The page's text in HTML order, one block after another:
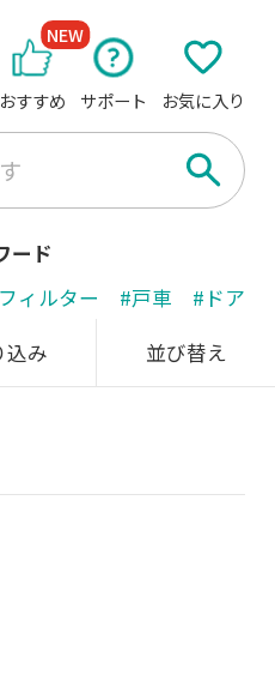
おすすめ
NEW
サポート お気に入り
ード
ィルター #戸車
#ドアノ
込み 並び替え